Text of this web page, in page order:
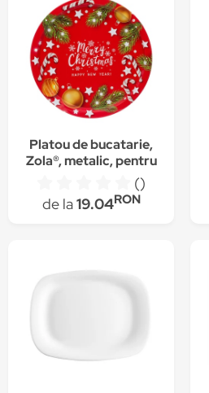
Platou de bucatarie,
Zola®, metalic, pentru
sarbatori rosu cu
globulete, 32 cm
()
de la19.04RON